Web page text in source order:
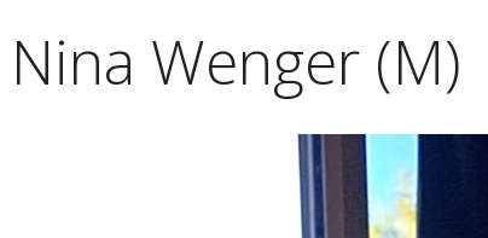
Nina Wenger (M)